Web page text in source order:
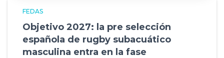
FEDAS
Objetivo 2027: la pre selección
española de rugby subacuático
masculina entra en la fase